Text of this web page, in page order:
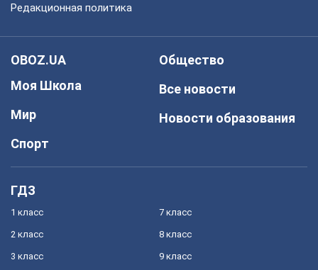
Редакционная политика
OBOZ.UA
Моя Школа
Мир
Спорт
Общество
Все новости
Новости образования
ГДЗ
1 класс
2 класс
3 класс
7 класс
8 класс
9 класс